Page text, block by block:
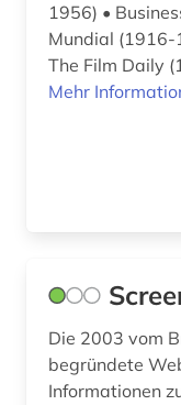
1956) •
Mundial (1916-
The Film Daily
Mehr
Die 2003 vom
begründete
Informationen